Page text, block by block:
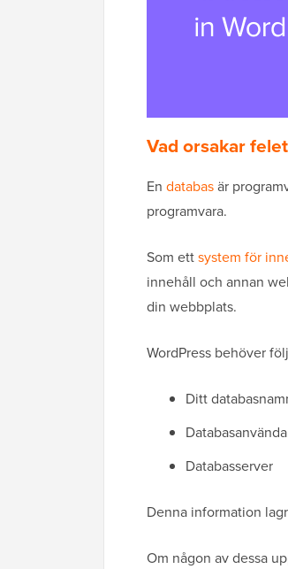
Vad orsakar
En databasär
programvara.
Som ettsystem för
innehåll och annan
din webbplats.
WordPress behöver
Ditt
Databasserver
Denna information
Om någon av dessa